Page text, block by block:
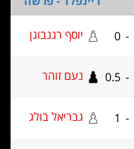
יוסף רגנבוגן
נעם זוהר
גבריאל בולג